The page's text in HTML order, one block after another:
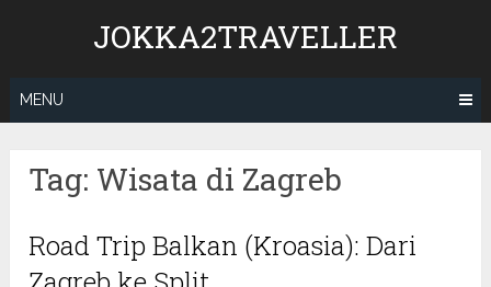
JOKKA2TRAVELLER
MENU
Tag: Wisata di Zagreb
Road Trip Balkan (Kroasia): Dari